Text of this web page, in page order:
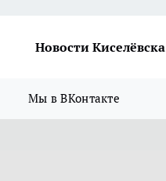
Новости Киселёвска
Мы в ВКонтакте